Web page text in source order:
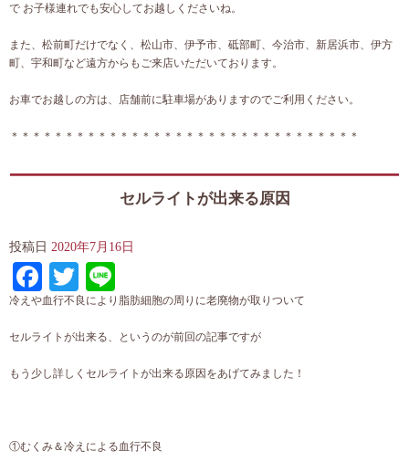
で お子様連れでも安心してお越しくださいね。
また、松前町だけでなく、松山市、伊予市、砥部町、今治市、新居浜市、伊方
町、宇和町など遠方からもご来店いただいております。
お車でお越しの方は、店舗前に駐車場がありますのでご利用ください。
＊＊＊＊＊＊＊＊＊＊＊＊＊＊＊＊＊＊＊＊＊＊＊＊＊＊＊＊＊＊＊ ＊
セルライトが出来る原因
投稿日 2020年7月16日
Facebook
Twitter
冷えや血行不良により脂肪細胞の周りに老廃物が取りついて
セルライトが出来る、というのが前回の記事ですが
もう少し詳しくセルライトが出来る原因をあげてみました！
①むくみ＆冷えによる血行不良